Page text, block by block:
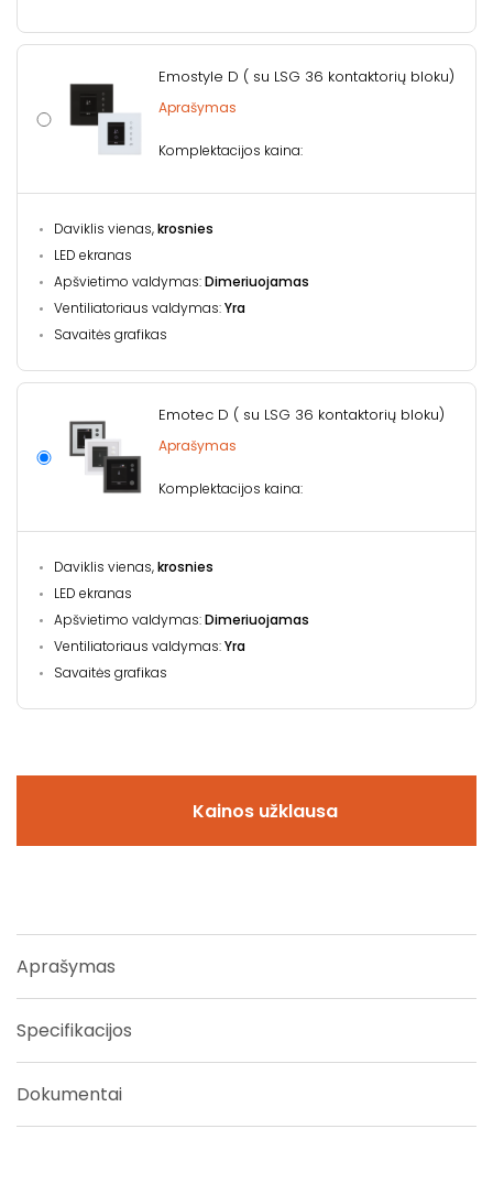
Emostyle D ( su LSG 36 kontaktorių bloku)
Aprašymas
Komplektacijos kaina:
Daviklis vienas,krosnies
LED ekranas
Apšvietimo valdymas:Dimeriuojamas
Ventiliatoriaus valdymas:Yra
Savaitės grafikas
Emotec D ( su LSG 36 kontaktorių bloku)
Aprašymas
Komplektacijos kaina:
Daviklis vienas,krosnies
LED ekranas
Apšvietimo valdymas:Dimeriuojamas
Ventiliatoriaus valdymas:Yra
Savaitės grafikas
Kainos užklausa
Aprašymas
Specifikacijos
Dokumentai